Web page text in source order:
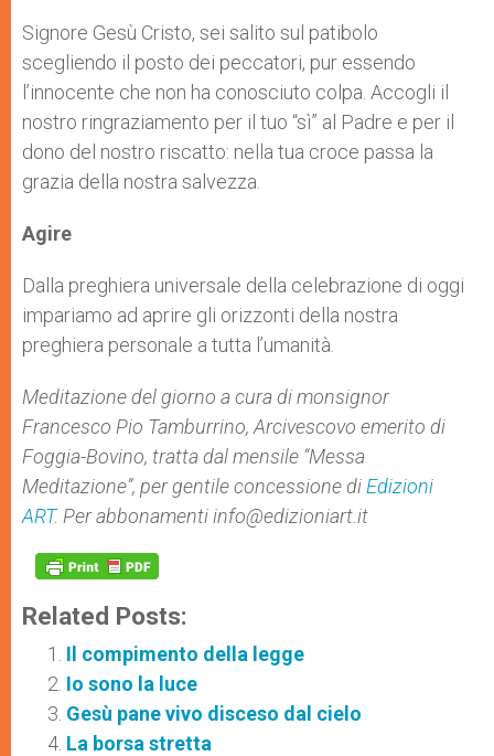
Signore Gesù Cristo, sei salito sul patibolo
scegliendo il posto dei peccatori, pur essendo
l’innocente che non ha conosciuto colpa. Accogli il
nostro ringraziamento per il tuo “sì” al Padre e per il
dono del nostro riscatto: nella tua croce passa la
grazia della nostra salvezza.
Agire
Dalla preghiera universale della celebrazione di oggi
impariamo ad aprire gli orizzonti della nostra
preghiera personale a tutta l’umanità.
Meditazione del giorno a cura di monsignor
Francesco Pio Tamburrino, Arcivescovo emerito di
Foggia-Bovino, tratta dal mensile “Messa
Meditazione”, per gentile concessione di Edizioni
ART. Per abbonamentiinfo@edizioniart.it
Related Posts:
Il compimento della legge
Io sono la luce
Gesù pane vivo disceso dal cielo
La borsa stretta